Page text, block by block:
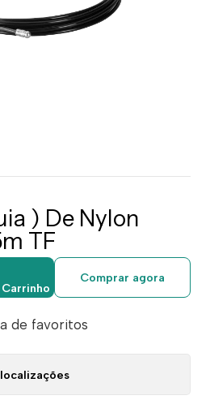
) De Nylon
TF
Comprar agora
de favoritos